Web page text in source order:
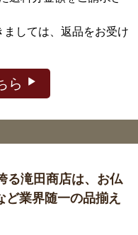
しては、返品をお受け
ら
滝田商店は、 お仏
ど業界随一の品揃え